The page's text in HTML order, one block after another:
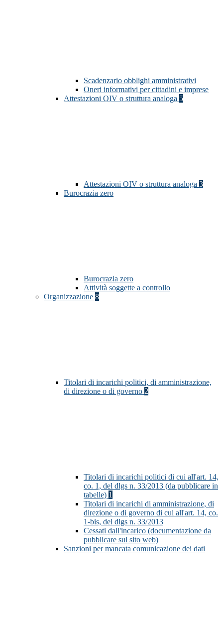
Scadenzario obblighi amministrativi
Oneri informativi per cittadini e imprese
Attestazioni OIV o struttura analoga 5
Attestazioni OIV o struttura analoga 3
Burocrazia zero
Burocrazia zero
Attività soggette a controllo
Organizzazione 8
Titolari di incarichi politici, di amministrazione,
di direzione o di governo 2
Titolari di incarichi politici di cui all'art. 14,
co. 1, del dlgs n. 33/2013 (da pubblicare in
tabelle) 1
Titolari di incarichi di amministrazione, di
direzione o di governo di cui all'art. 14, co.
1-bis, del dlgs n. 33/2013
Cessati dall'incarico (documentazione da
pubblicare sul sito web)
Sanzioni per mancata comunicazione dei dati